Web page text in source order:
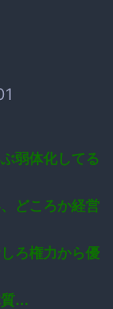
弱体化してる
どころか経営
ろ権力から優
質…